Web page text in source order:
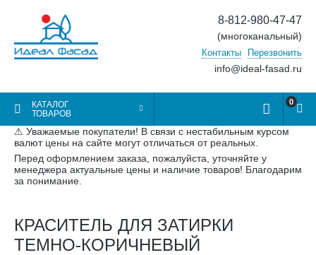
8-812-980-47-47
(многоканальный)
Контакты Перезвонить
info@ideal-fasad.ru
КАТАЛОГ
ТОВАРОВ
0
⚠ Уважаемые покупатели! В связи с нестабильным курсом
валют цены на сайте могут отличаться от реальных.
Перед оформлением заказа, пожалуйста, уточняйте у
менеджера актуальные цены и наличие товаров! Благодарим
за понимание.
КРАСИТЕЛЬ ДЛЯ ЗАТИРКИ
ТЕМНО-КОРИЧНЕВЫЙ